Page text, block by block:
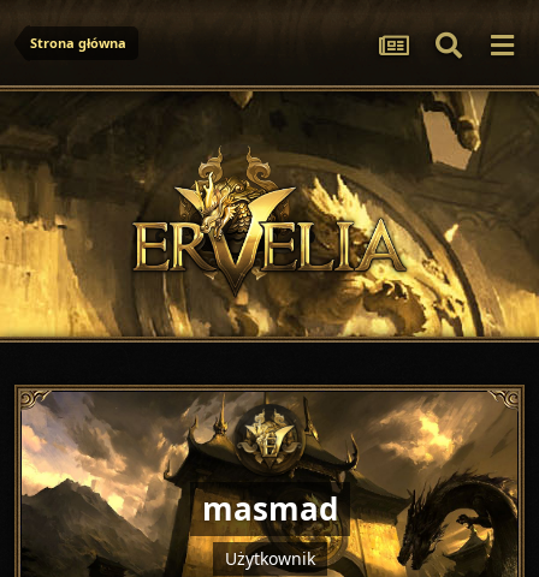
Strona główna
masmad
Użytkownik